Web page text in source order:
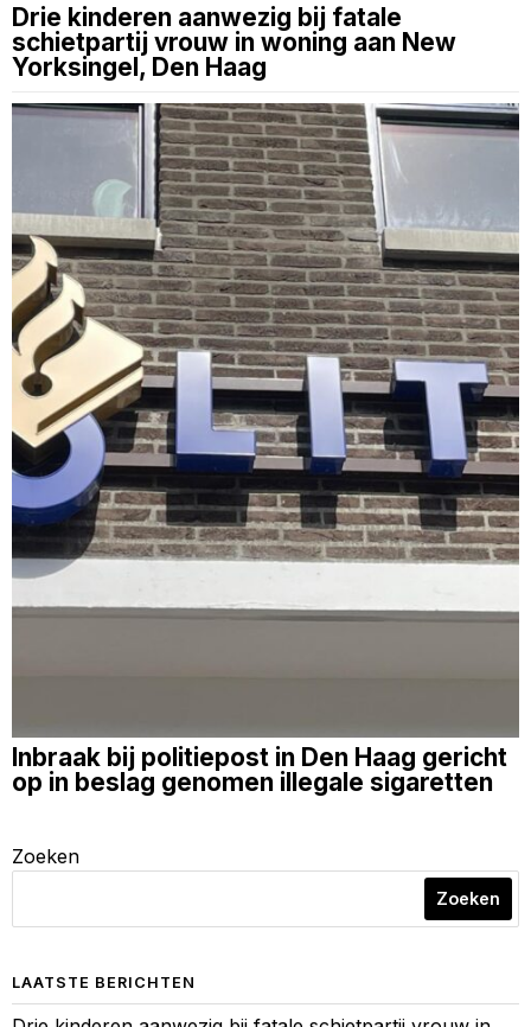
Drie kinderen aanwezig bij fatale
schietpartij vrouw in woning aan New
Yorksingel, Den Haag
Inbraak bij politiepost in Den Haag gericht
op in beslag genomen illegale sigaretten
Zoeken
Zoeken
LAATSTE BERICHTEN